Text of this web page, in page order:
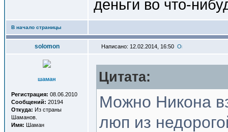
деньги во что-
В начало страницы
solomon Написано: 12.02.2014, 16:50
шаман
Регистрация: 08.06.2010
Сообщений: 20194
Откуда: Из страны
Шаманов.
Имя: Шаман
Цитата:
Можно Никона
люп из